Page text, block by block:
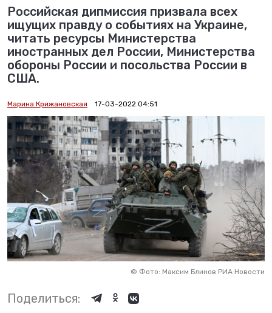
Российская дипмиссия призвала всех
ищущих правду о событиях на Украине,
читать ресурсы Министерства
иностранных дел России, Министерства
обороны России и посольства России в
США.
Марина Крижановская 17-03-2022 04:51
© Фото: Максим Блинов РИА Новости
Поделиться: